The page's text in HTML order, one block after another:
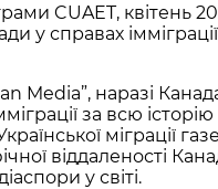
CUAET, квітень
у справах
Media”, наразі
за всю
міграції
віддаленості
у світі.